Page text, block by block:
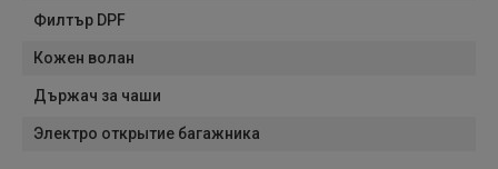
Филтър DPF
Кожен волан
Държач за чаши
Электро открытие багажника